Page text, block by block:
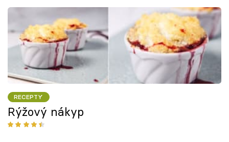
RECEPTY
Rýžový nákyp